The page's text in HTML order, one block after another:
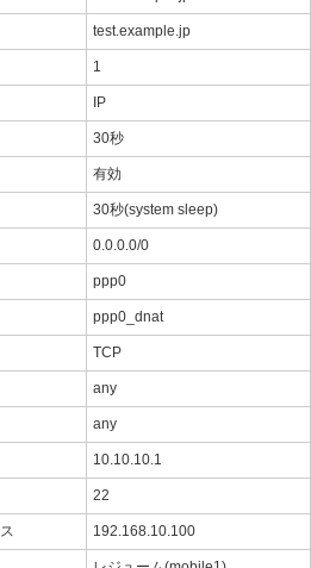
test.example.jp
1
IP
30秒
有効
30秒(system sleep)
0.0.0.0/0
ppp0
ppp0_dnat
TCP
any
any
10.10.10.1
22
192.168.10.100